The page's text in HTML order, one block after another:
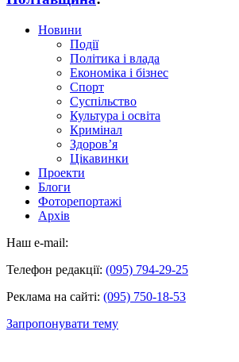
Новини
Події
Політика і влада
Економіка і бізнес
Спорт
Суспільство
Культура і освіта
Кримінал
Здоров’я
Цікавинки
Проекти
Блоги
Фоторепортажі
Архів
Наш e-mail:
Телефон редакції: (095) 794-29-25
Реклама на сайті: (095) 750-18-53
Запропонувати тему